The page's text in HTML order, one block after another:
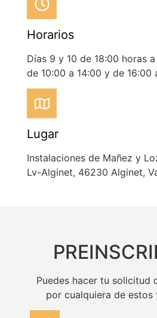
Horarios
Días 9 y 10 de 18:00 horas
de 10:00 a 14:00 y de 16:00
Lugar
Instalaciones de Mañez y
Lv-Alginet, 46230 Alginet,
Puedes hacer tu solicitud
por cualquiera de estos